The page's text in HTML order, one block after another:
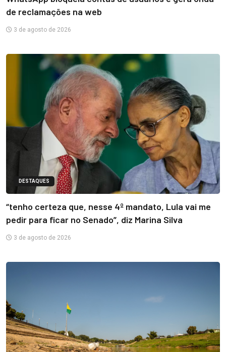
de reclamações na web
3 de agosto de 2026
DESTAQUES
“tenho certeza que, nesse 4º mandato, Lula vai me
pedir para ficar no Senado”, diz Marina Silva
3 de agosto de 2026